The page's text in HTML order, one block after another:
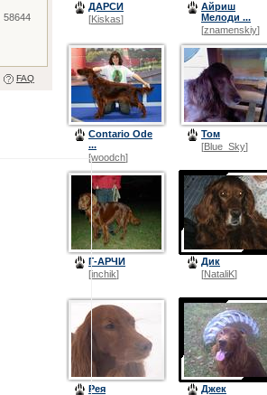
58644
FAQ
ДАРСИ
[Kiskas]
Айриш
Мелоди ...
[znamenskiy]
Contario Ode
...
[woodch]
Том
[Blue_Sky]
Г-АРЧИ
[inchik]
Дик
[NataliK]
Рея
Джек